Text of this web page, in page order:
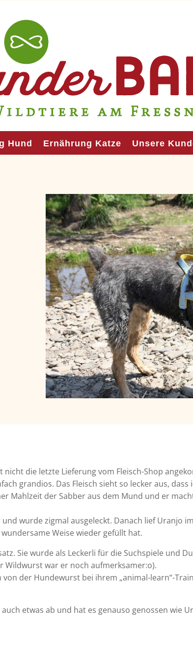
Hund Ernährung Katze Unsere
die letzte Lieferung vom Fleisch-Shop
grandios. Das Fleisch sieht so lecker aus,
Mahlzeit der Sabber aus dem Mund und er
wurde zigmal ausgeleckt. Danach lief Uranjo
Weise wieder gefüllt hat.
Sie wurde als Leckerli für die Suchspiele und
war er noch aufmerksamer:o).
der Hundewurst bei ihrem „animal-learn“-
etwas ab und hat es genauso genossen wie